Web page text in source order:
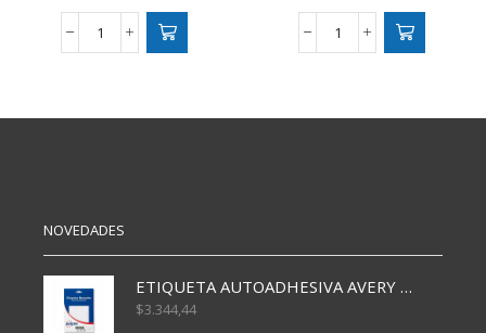
PAPEL
CM
PAPEL
X10
NOVEDADES
ETIQUETA AUTOADHESIVA AVERY 3026 30H 20 X 70
$3.344,44